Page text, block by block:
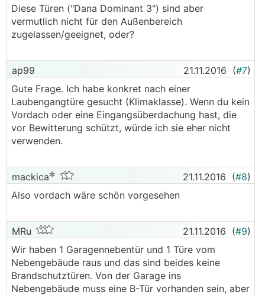
Diese Türen ("Dana Dominant 3") sind aber
vermutlich nicht für den Außenbereich
zugelassen/geeignet, oder?
ap99 21.11.2016 (#7)
Gute Frage. Ich habe konkret nach einer
Laubengangtüre gesucht (Klimaklasse). Wenn du kein
Vordach oder eine Eingangsüberdachung hast, die
vor Bewitterung schützt, würde ich sie eher nicht
verwenden.
mackica 21.11.2016 (#8)
Also vordach wäre schön vorgesehen
MRu 21.11.2016 (#9)
Wir haben 1 Garagennebentür und 1 Türe vom
Nebengebäude raus und das sind beides keine
Brandschutztüren. Von der Garage ins
Nebengebäude muss eine B-Tür vorhanden sein, aber